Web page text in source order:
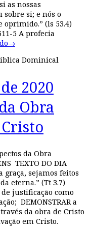
as nossas
sobre si; e nós o
(ls 53.4)
5 A profecia
→
Dominical
2020
Obra
da Obra
TEXTO DO DIA
graça, sejamos feitos
eterna.” (Tt 3.7)
de justificação como
DEMONSTRAR a
da obra de Cristo
em Cristo.